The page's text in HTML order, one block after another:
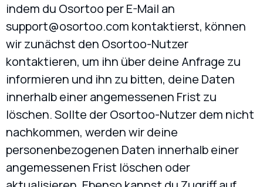
indem du Osortoo per E-Mail an
support@osortoo.com kontaktierst, können
wir zunächst den Osortoo-Nutzer
kontaktieren, um ihn über deine Anfrage zu
informieren und ihn zu bitten, deine Daten
innerhalb einer angemessenen Frist zu
löschen. Sollte der Osortoo-Nutzer dem nicht
nachkommen, werden wir deine
personenbezogenen Daten innerhalb einer
angemessenen Frist löschen oder